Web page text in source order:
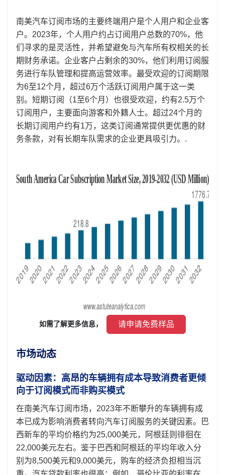
南美汽车订阅市场的主要终端用户是个人用户和企业客
户。2023年，个人用户约占订阅用户总数的70%，他
们寻求的是灵活性，并希望避免与汽车所有权相关的长
期财务承诺。企业客户占剩余的30%，他们利用订阅服
务进行车队管理和提高运营效率。最受欢迎的订阅期限
为6至12个月，超过6万个活跃订阅用户属于这一类
别。短期订阅（1至6个月）也很受欢迎，约有2.5万个
订阅用户，主要面向游客和外籍人士。超过24个月的
长期订阅用户约有1万，这类订阅通常提供更优惠的财
务条款，对有长期车队需求的企业更具吸引力。.
如需了解更多信息， 请申请免费样品
市场动态
驱动因素：高昂的车辆拥有成本导致消费者更倾
向于订阅模式而非购买模式
在南美汽车订阅市场，2023年不断攀升的车辆拥有成
本已成为影响消费者转向汽车订阅服务的关键因素。巴
西新车的平均价格约为25,000美元，阿根廷则徘徊在
22,000美元左右。鉴于巴西和阿根廷的平均年收入分
别为8,500美元和9,000美元，购车的经济负担相当沉